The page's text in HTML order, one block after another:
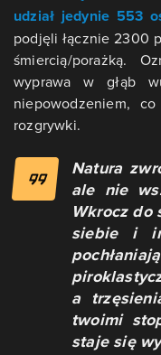
udział jedynie 553
podjęli łącznie 2300
śmiercią/porażką.
wyprawa w głąb
niepowodzeniem,
rozgrywki.
Natura
ale nie
Wkrocz do
siebie i
a
twoimi
staje się